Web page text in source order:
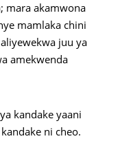
mara akamwona
mamlaka chini
juu ya
amekwenda
kandake yaani
ni cheo.